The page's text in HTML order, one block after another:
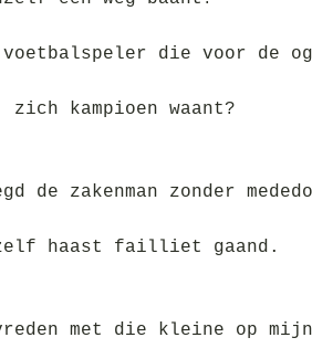
voetbalspeler die voor de
kampioen waant?
de zakenman zonder
haast failliet gaand.
met die kleine op